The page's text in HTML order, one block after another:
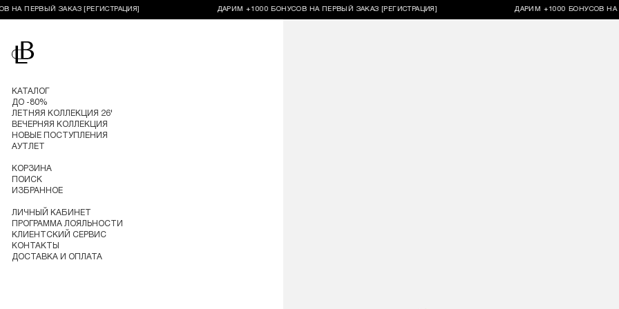
ПЕРВЫЙ ЗАКАЗ [РЕГИСТРАЦИЯ] ДАРИМ +1000 БОНУСОВ НА ПЕРВЫЙ ЗАКАЗ [РЕГИСТРАЦИЯ] ДАРИМ +1000 БОНУСОВ НА
Перейти на главную
КАТАЛОГ
ДО -80%
ЛЕТНЯЯ КОЛЛЕКЦИЯ 26'
ВЕЧЕРНЯЯ КОЛЛЕКЦИЯ
НОВЫЕ ПОСТУПЛЕНИЯ
АУТЛЕТ
КОРЗИНА
ПОИСК
ИЗБРАННОЕ
ЛИЧНЫЙ КАБИНЕТ
ПРОГРАММА ЛОЯЛЬНОСТИ
КЛИЕНТСКИЙ СЕРВИС
КОНТАКТЫ
ДОСТАВКА И ОПЛАТА